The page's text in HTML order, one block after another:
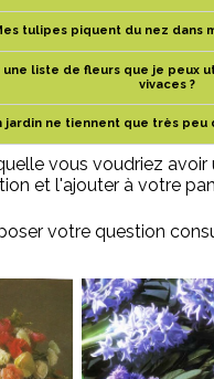
tulipes piquent du nez dans
une liste de fleurs que je peux
vivaces ?
jardin ne tiennent que très peu
vous voudriez
et l'ajouter à votre
votre question